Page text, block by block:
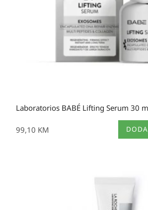
Laboratorios BABÉ Lifting Serum 30
99,10 KM